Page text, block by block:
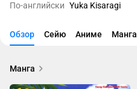
По-английски Yuka Kisaragi
Обзор Сейю Аниме Манга
Манга